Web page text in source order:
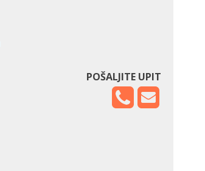
POŠALJITE UPIT